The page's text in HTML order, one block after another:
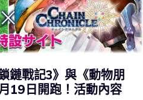
鏈戰記3》與《動物朋
19日開跑！活動內容